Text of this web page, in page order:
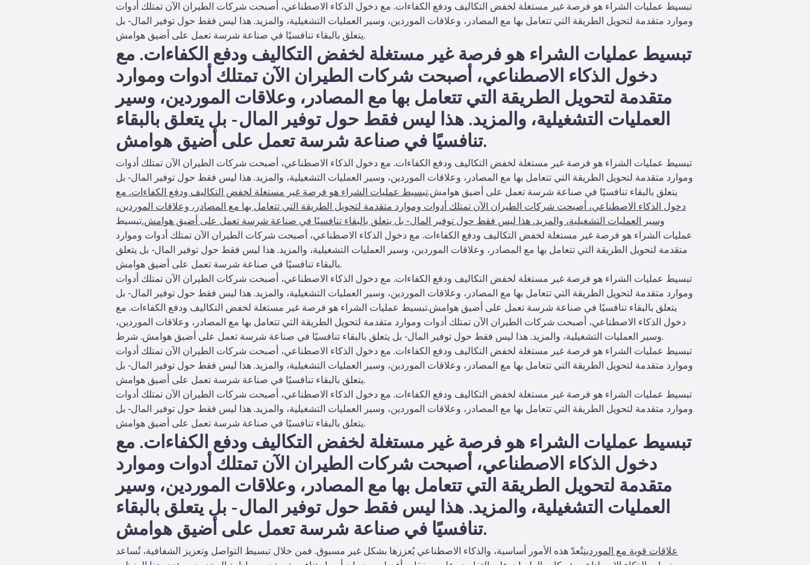
تبسيط عمليات الشراء هو فرصة غير مستغلة لخفض التكاليف ودفع الكفاءات. مع دخول الذكاء الاصطناعي، أصبحت شركات الطيران الآن تمتلك أدوات
وموارد متقدمة لتحويل الطريقة التي تتعامل بها مع المصادر، وعلاقات الموردين، وسير العمليات التشغيلية، والمزيد. هذا ليس فقط حول توفير المال - بل
يتعلق بالبقاء تنافسيًا في صناعة شرسة تعمل على أضيق هوامش.
تبسيط عمليات الشراء هو فرصة غير مستغلة لخفض التكاليف ودفع الكفاءات. مع
دخول الذكاء الاصطناعي، أصبحت شركات الطيران الآن تمتلك أدوات وموارد
متقدمة لتحويل الطريقة التي تتعامل بها مع المصادر، وعلاقات الموردين، وسير
العمليات التشغيلية، والمزيد. هذا ليس فقط حول توفير المال - بل يتعلق بالبقاء
تنافسيًا في صناعة شرسة تعمل على أضيق هوامش.
تبسيط عمليات الشراء هو فرصة غير مستغلة لخفض التكاليف ودفع الكفاءات. مع دخول الذكاء الاصطناعي، أصبحت شركات الطيران الآن تمتلك أدوات
وموارد متقدمة لتحويل الطريقة التي تتعامل بها مع المصادر، وعلاقات الموردين، وسير العمليات التشغيلية، والمزيد. هذا ليس فقط حول توفير المال - بل
يتعلق بالبقاء تنافسيًا في صناعة شرسة تعمل على أضيق هوامش.تبسيط عمليات الشراء هو فرصة غير مستغلة لخفض التكاليف ودفع الكفاءات. مع
دخول الذكاء الاصطناعي، أصبحت شركات الطيران الآن تمتلك أدوات وموارد متقدمة لتحويل الطريقة التي تتعامل بها مع المصادر، وعلاقات الموردين،
وسير العمليات التشغيلية، والمزيد. هذا ليس فقط حول توفير المال - بل يتعلق بالبقاء تنافسيًا في صناعة شرسة تعمل على أضيق هوامش.تبسيط
عمليات الشراء هو فرصة غير مستغلة لخفض التكاليف ودفع الكفاءات. مع دخول الذكاء الاصطناعي، أصبحت شركات الطيران الآن تمتلك أدوات وموارد
متقدمة لتحويل الطريقة التي تتعامل بها مع المصادر، وعلاقات الموردين، وسير العمليات التشغيلية، والمزيد. هذا ليس فقط حول توفير المال - بل يتعلق
بالبقاء تنافسيًا في صناعة شرسة تعمل على أضيق هوامش.
تبسيط عمليات الشراء هو فرصة غير مستغلة لخفض التكاليف ودفع الكفاءات. مع دخول الذكاء الاصطناعي، أصبحت شركات الطيران الآن تمتلك أدوات
وموارد متقدمة لتحويل الطريقة التي تتعامل بها مع المصادر، وعلاقات الموردين، وسير العمليات التشغيلية، والمزيد. هذا ليس فقط حول توفير المال - بل
يتعلق بالبقاء تنافسيًا في صناعة شرسة تعمل على أضيق هوامش.تبسيط عمليات الشراء هو فرصة غير مستغلة لخفض التكاليف ودفع الكفاءات. مع
دخول الذكاء الاصطناعي، أصبحت شركات الطيران الآن تمتلك أدوات وموارد متقدمة لتحويل الطريقة التي تتعامل بها مع المصادر، وعلاقات الموردين،
وسير العمليات التشغيلية، والمزيد. هذا ليس فقط حول توفير المال - بل يتعلق بالبقاء تنافسيًا في صناعة شرسة تعمل على أضيق هوامش.شرط.
تبسيط عمليات الشراء هو فرصة غير مستغلة لخفض التكاليف ودفع الكفاءات. مع دخول الذكاء الاصطناعي، أصبحت شركات الطيران الآن تمتلك أدوات
وموارد متقدمة لتحويل الطريقة التي تتعامل بها مع المصادر، وعلاقات الموردين، وسير العمليات التشغيلية، والمزيد. هذا ليس فقط حول توفير المال - بل
يتعلق بالبقاء تنافسيًا في صناعة شرسة تعمل على أضيق هوامش.
تبسيط عمليات الشراء هو فرصة غير مستغلة لخفض التكاليف ودفع الكفاءات. مع دخول الذكاء الاصطناعي، أصبحت شركات الطيران الآن تمتلك أدوات
وموارد متقدمة لتحويل الطريقة التي تتعامل بها مع المصادر، وعلاقات الموردين، وسير العمليات التشغيلية، والمزيد. هذا ليس فقط حول توفير المال - بل
يتعلق بالبقاء تنافسيًا في صناعة شرسة تعمل على أضيق هوامش.
تبسيط عمليات الشراء هو فرصة غير مستغلة لخفض التكاليف ودفع الكفاءات. مع
دخول الذكاء الاصطناعي، أصبحت شركات الطيران الآن تمتلك أدوات وموارد
متقدمة لتحويل الطريقة التي تتعامل بها مع المصادر، وعلاقات الموردين، وسير
العمليات التشغيلية، والمزيد. هذا ليس فقط حول توفير المال - بل يتعلق بالبقاء
تنافسيًا في صناعة شرسة تعمل على أضيق هوامش.
علاقات قوية مع الموردينتُعدّ هذه الأمور أساسية، والذكاء الاصطناعي يُعززها بشكل غير مسبوق. فمن خلال تبسيط التواصل وتعزيز الشفافية، تُساعد